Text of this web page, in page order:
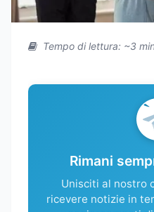
Tempo di lettura: ~3
Rimani
Unisciti al nostro
ricevere notizie in